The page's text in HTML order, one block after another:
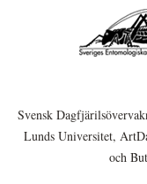
Svensk
Lunds Universitet,
och